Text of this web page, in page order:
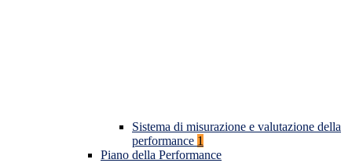
Sistema di misurazione e valutazione della
performance 1
Piano della Performance